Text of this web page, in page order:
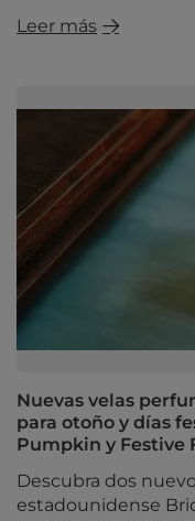
Leer más
Nuevas velas
para otoño y días
Pumpkin y Festive
Descubra dos
estadounidense